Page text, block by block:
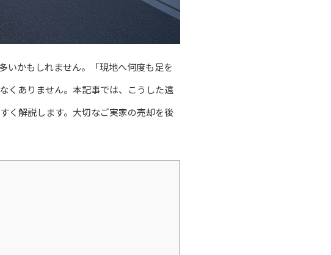
いかもしれません。「現地へ何度も足を
くありません。本記事では、こうした遠
く解説します。大切なご実家の売却を後